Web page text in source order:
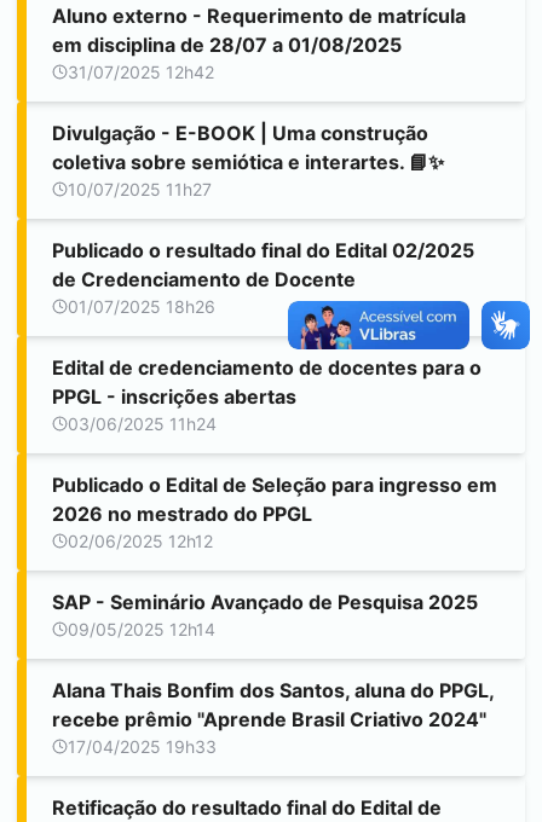
Aluno externo - Requerimento de matrícula
em disciplina de 28/07 a 01/08/2025
31/07/2025 12h42
Divulgação - E-BOOK | Uma construção
coletiva sobre semiótica e interartes. 📘✨
10/07/2025 11h27
Publicado o resultado final do Edital 02/2025
de Credenciamento de Docente
01/07/2025 18h26
Edital de credenciamento de docentes para o
PPGL - inscrições abertas
03/06/2025 11h24
Publicado o Edital de Seleção para ingresso em
2026 no mestrado do PPGL
02/06/2025 12h12
SAP - Seminário Avançado de Pesquisa 2025
09/05/2025 12h14
Alana Thais Bonfim dos Santos, aluna do PPGL,
recebe prêmio "Aprende Brasil Criativo 2024"
17/04/2025 19h33
Retificação do resultado final do Edital de